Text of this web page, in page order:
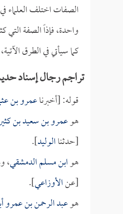
الصفات اختلف العلماء
واحدة، فإذاً الصفة
كما سيأتي في الطرق
تراجم رجال إسناد
قوله: [أخبرناعمرو بن
هوعمرو بن سعيد بن
[حدثناالوليد].
هوابن مسلم الدمشقي،
[عنالأوزاعي].
هوعبد الرحمن بن عمرو